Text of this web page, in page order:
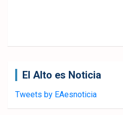
El Alto es Noticia
Tweets by EAesnoticia